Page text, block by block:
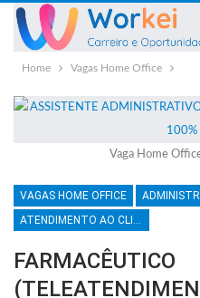
Home Vagas Home Office
Vaga Home
VAGAS HOME OFFICE
ATENDIMENTO AO CLIENTE
FARMACÊUTICO